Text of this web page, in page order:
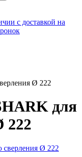
с доставкой на
Ø 222
для
222